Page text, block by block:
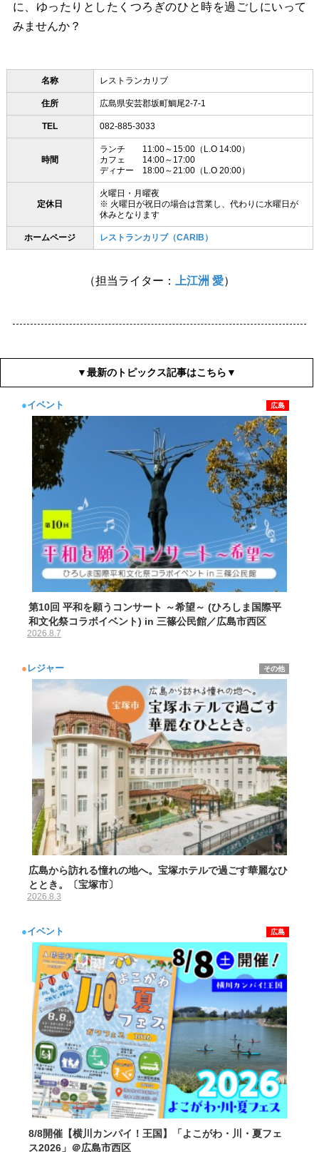
に、ゆったりとしたくつろぎのひと時を過ごしにいって
みませんか？
名称 レストランカリブ
住所 広島県安芸郡坂町鯛尾2-7-1
TEL 082-885-3033
時間
ランチ 11:00～15:00（L.O 14:00）
カフェ 14:00～17:00
ディナー 18:00～21:00（L.O 20:00）
定休日
火曜日・月曜夜
※ 火曜日が祝日の場合は営業し、代わりに水曜日が
休みとなります
ホームページ レストランカリブ（CARIB）
（担当ライター： 上江洲 愛）
▼最新のトピックス記事はこちら▼
●イベント 広島
第10回 平和を願うコンサート ～希望～ (ひろしま国際平
和文化祭コラボイベント) in 三篠公民館／広島市西区
2026.8.7
● レジャー その他
広島から訪れる憧れの地へ。宝塚ホテルで過ごす華麗なひ
ととき。〔宝塚市〕
2026.8.3
●イベント 広島
8/8開催【横川カンパイ！王国】「よこがわ・川・夏フェ
ス2026」＠広島市西区